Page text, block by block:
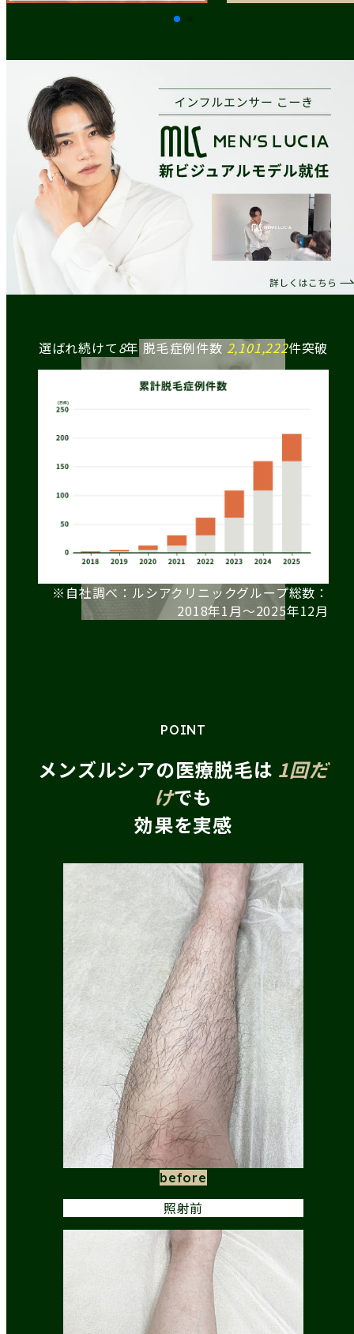
選ばれ続けて8年 脱毛症例件数 2,101,222件突破
※自社調べ：ルシアクリニックグループ総数：
2018年1月〜2025年12月
POINT
メンズルシアの医療脱毛は 1回だ
けでも
効果を実感
before
照射前